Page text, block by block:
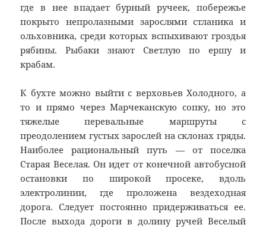
где в нее впадает бурный ручеек, побережье
покрыто непролазными зарослями стланика и
ольховника, среди которых вспыхивают гроздья
рябины. Рыбаки знают Светлую по ершу и
крабам.
К бухте можно выйти с верховьев Холодного, а
то и прямо через Марчеканскую сопку, но это
тяжелые перевальные маршруты с
преодолением густых зарослей на склонах гряды.
Наиболее рациональный путь — от поселка
Старая Веселая. Он идет от конечной автобусной
остановки по широкой просеке, вдоль
электролинии, где проложена вездеходная
дорога. Следует постоянно придерживаться ее.
После выхода дороги в долину ручей Веселый